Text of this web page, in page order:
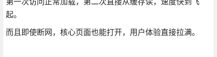
起。
而且即使断网，核心页面也能打开，用户体验直接拉满。